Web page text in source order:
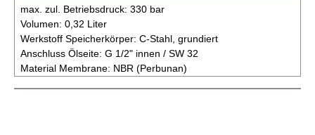
max. zul. Betriebsdruck: 330 bar
Volumen: 0,32 Liter
Werkstoff Speicherkörper: C-Stahl, grundiert
Anschluss Ölseite: G 1/2" innen / SW 32
Material Membrane: NBR (Perbunan)